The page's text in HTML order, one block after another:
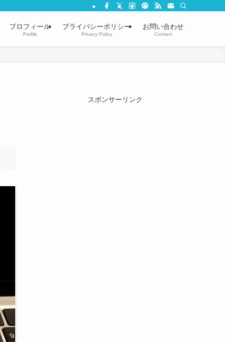
プロフィール
Profile
プライバシーポリシー
Privacy Policy
お問い合わせ
Contact
スポンサーリンク